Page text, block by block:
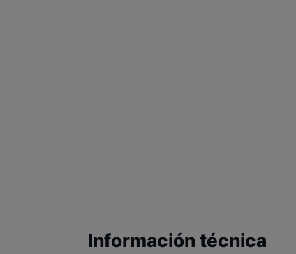
Información técnica